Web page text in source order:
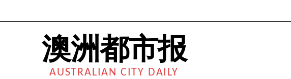
澳洲都市报
AUSTRALIAN CITY DAILY